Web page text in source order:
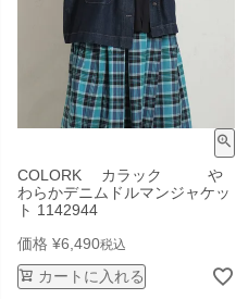
COLORK カラック や
わらかデニムドルマンジャケッ
ト 1142944
価格 ¥6,490税込
カートに入れる